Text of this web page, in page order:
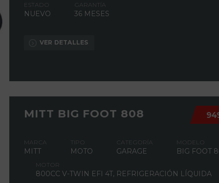
ESTADO
NUEVO
GARANTÍA
36 MESES
VER DETALLES
MITT BIG FOOT 808
MARCA
MITT
TIPO
MOTO
CATEGORÍA
GARAGE
MODELO
BIG FOOT
MOTOR
800CC V-TWIN EFI 4T, REFRIGERACIÓN LÍQUIDA